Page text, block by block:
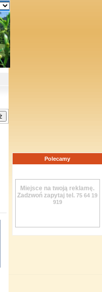
Polecamy
Miejsce na twoją reklamę.
Zadzwoń zapytaj tel. 75 64 19
919